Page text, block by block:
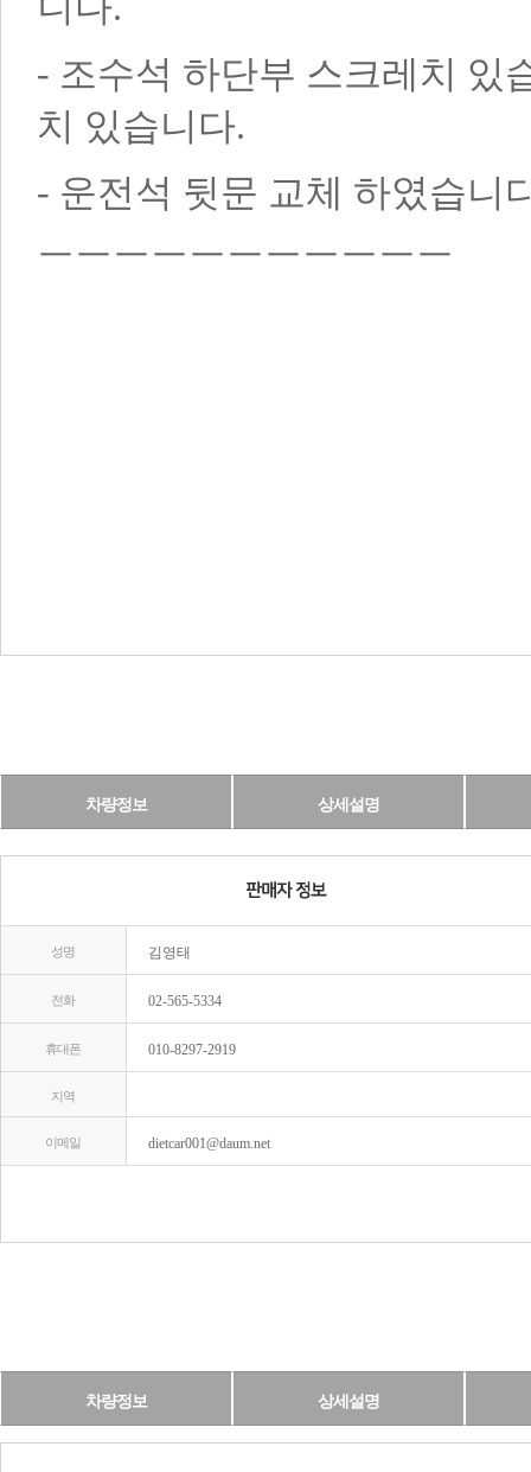
- 조수석 하단부 스크레치 있
치 있습니다.
- 운전석 뒷문 교체 하였습니
ㅡㅡㅡㅡㅡㅡㅡㅡㅡㅡㅡ
차량정보 상세설명
성명 김영태
전화 02-565-5334
휴대폰 010-8297-2919
지역
이메일 dietcar001@daum.net
차량정보 상세설명